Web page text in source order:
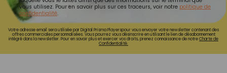
vous utilisez. Pour en savoir plus sur ces traceurs, voir notre politique de
confidentialité.
Votre adresse email sera utilisée par Digital Prisma Playerspour vous envoyer votre newsletter contenant des
offres commerciales personnalisées. Vous pourrez vous désinscrire en utilisant le lien de désabonnement
intégré dans la newsletter. Pour en savoir plus et exercer vos droits, prenez connaissance de notreCharte de
Confidentialité.